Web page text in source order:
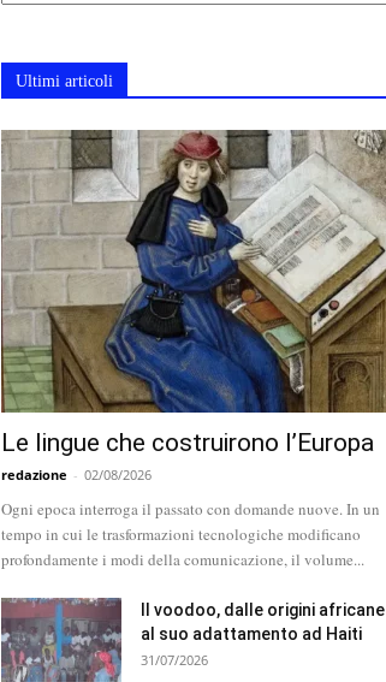
Ultimi articoli
Le lingue che costruirono l’Europa
redazione - 02/08/2026
Ogni epoca interroga il passato con domande nuove. In un
tempo in cui le trasformazioni tecnologiche modificano
profondamente i modi della comunicazione, il volume...
Il voodoo, dalle origini africane
al suo adattamento ad Haiti
31/07/2026